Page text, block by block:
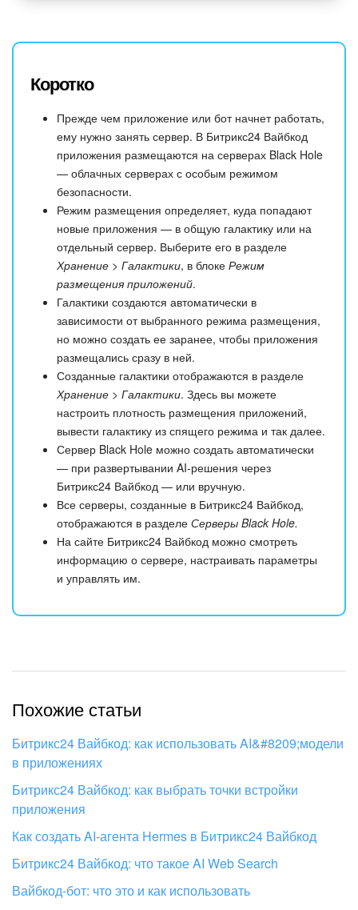
Коротко
Прежде чем приложение или бот начнет работать,
ему нужно занять сервер. В Битрикс24 Вайбкод
приложения размещаются на серверах Black Hole
— облачных серверах с особым режимом
безопасности.
Режим размещения определяет, куда попадают
новые приложения — в общую галактику или на
отдельный сервер. Выберите его в разделе
Хранение > Галактики, в блоке Режим
размещения приложений.
Галактики создаются автоматически в
зависимости от выбранного режима размещения,
но можно создать ее заранее, чтобы приложения
размещались сразу в ней.
Созданные галактики отображаются в разделе
Хранение > Галактики. Здесь вы можете
настроить плотность размещения приложений,
вывести галактику из спящего режима и так далее.
Сервер Black Hole можно создать автоматически
— при развертывании AI-решения через
Битрикс24 Вайбкод — или вручную.
Все серверы, созданные в Битрикс24 Вайбкод,
отображаются в разделе Серверы Black Hole.
На сайте Битрикс24 Вайбкод можно смотреть
информацию о сервере, настраивать параметры
и управлять им.
Похожие статьи
Битрикс24 Вайбкод: как использовать AI&#8209;модели
в приложениях
Битрикс24 Вайбкод: как выбрать точки встройки
приложения
Как создать AI-агента Hermes в Битрикс24 Вайбкод
Битрикс24 Вайбкод: что такое AI Web Search
Вайбкод-бот: что это и как использовать